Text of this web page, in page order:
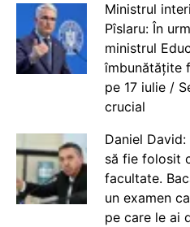
Ministrul
Pîslaru: În
ministrul
îmbunătățite
pe 17 iulie /
crucial
Daniel
să fie folosit
facultate.
un examen
pe care le ai